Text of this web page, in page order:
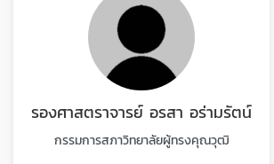
รองศาสตราจารย์ อรสา อร่ามรัตน์
กรรมการสภาวิทยาลัยผู้ทรงคุณวุฒิ